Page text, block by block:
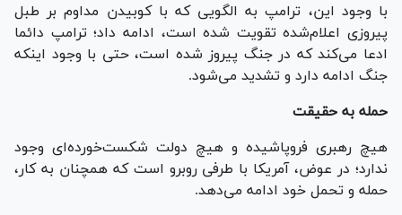
با وجود این، ترامپ به الگویی که با کوبیدن مداوم بر طبل
پیروزی اعلام‌شده تقویت شده است، ادامه داد؛ ترامپ دائما
ادعا می‌کند که در جنگ پیروز شده است، حتی با وجود اینکه
جنگ ادامه دارد و تشدید می‌شود.
حمله به حقیقت
هیچ رهبری فروپاشیده و هیچ دولت شکست‌خورده‌ای وجود
ندارد؛ در عوض، آمریکا با طرفی روبرو است که همچنان به کار،
حمله و تحمل خود ادامه می‌دهد.